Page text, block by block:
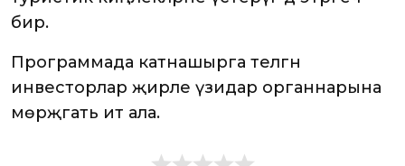
бирә.
Программада катнашырга теләгән
инвесторлар җирле үзидарә органнарына
мөрәҗәгать итә ала.